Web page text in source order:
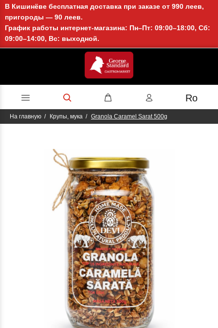
В Кишинёве бесплатная доставка при заказе от 990 леев,
пригороды — 90 леев.
График работы интернет-магазина: Пн–Пт: 09:00–18:00, Сб:
09:00–14:00, Вс: выходной.
Ro
На главную Крупы, мука Granola Caramel Sarat 500g